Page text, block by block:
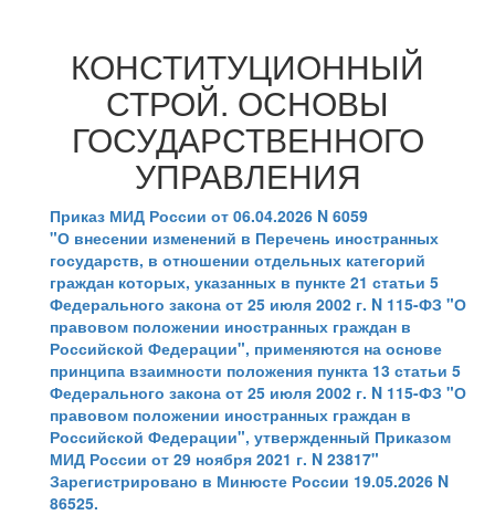
КОНСТИТУЦИОННЫЙ
СТРОЙ. ОСНОВЫ
ГОСУДАРСТВЕННОГО
УПРАВЛЕНИЯ
Приказ МИД России от 06.04.2026 N 6059
"О внесении изменений в Перечень иностранных
государств, в отношении отдельных категорий
граждан которых, указанных в пункте 21 статьи 5
Федерального закона от 25 июля 2002 г. N 115-ФЗ "О
правовом положении иностранных граждан в
Российской Федерации", применяются на основе
принципа взаимности положения пункта 13 статьи 5
Федерального закона от 25 июля 2002 г. N 115-ФЗ "О
правовом положении иностранных граждан в
Российской Федерации", утвержденный Приказом
МИД России от 29 ноября 2021 г. N 23817"
Зарегистрировано в Минюсте России 19.05.2026 N
86525.